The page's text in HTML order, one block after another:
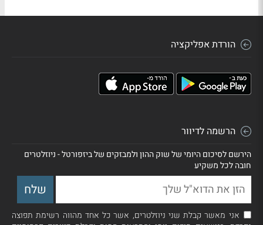
הורדת אפליקציה
הרשמה לדיוור
הירשם לסיכום היומי של שוק ההון ולמבזקים של ביזפורטל - ניוזלטרים
חובה לכל משקיע
אני מאשר קבלת שני ניוזלטרים, אשר כל אחד מהווה רשימת תפוצה